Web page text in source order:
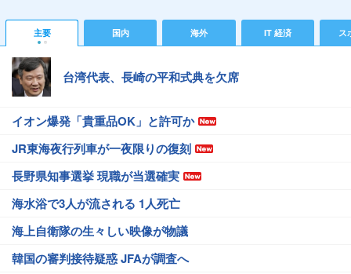
主要 国内 海外 IT 経済 ス
台湾代表、長崎の平和式典を欠席
イオン爆発「貴重品OK」と許可か
JR東海夜行列車が一夜限りの復刻
長野県知事選挙 現職が当選確実
海水浴で3人が流される 1人死亡
海上自衛隊の生々しい映像が物議
韓国の審判接待疑惑 JFAが調査へ